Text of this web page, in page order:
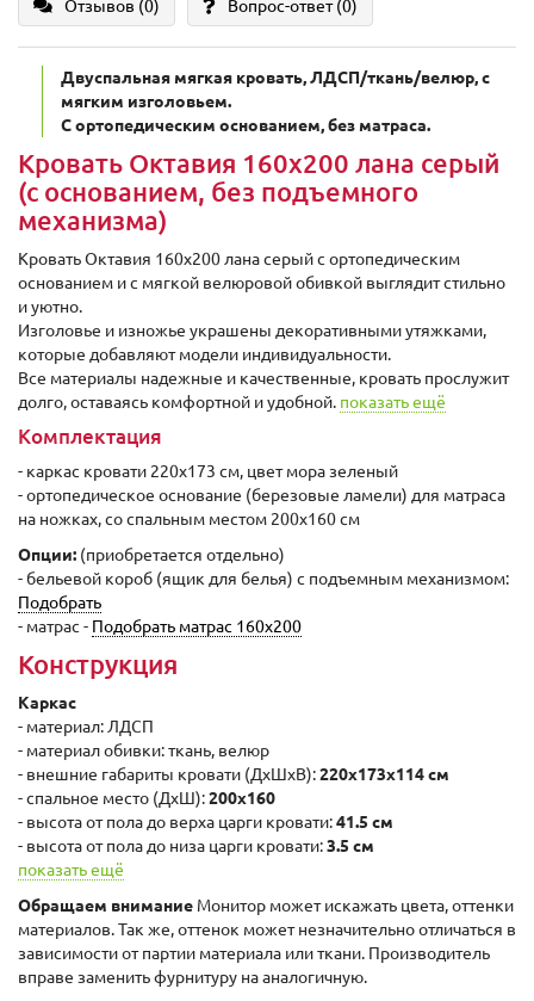
Отзывов (0) Вопрос-ответ(0)
Двуспальная мягкая кровать, ЛДСП/ткань/велюр, с
мягким изголовьем.
C ортопедическим основанием, без матраса.
Кровать Октавия 160х200 лана серый
(с основанием, без подъемного
механизма)
Кровать Октавия 160х200 лана серый с ортопедическим
основанием и с мягкой велюровой обивкой выглядит стильно
и уютно.
Изголовье и изножье украшены декоративными утяжками,
которые добавляют модели индивидуальности.
Все материалы надежные и качественные, кровать прослужит
долго, оставаясь комфортной и удобной. показать ещё
Комплектация
- каркас кровати 220x173 см, цвет мора зеленый
- ортопедическое основание (березовые ламели) для матраса
на ножках, со спальным местом 200х160 см
Опции: (приобретается отдельно)
- бельевой короб (ящик для белья) с подъемным механизмом:
Подобрать
- матрас - Подобрать матрас 160х200
Конструкция
Каркас
- материал: ЛДСП
- материал обивки: ткань, велюр
- внешние габариты кровати (ДxШхВ):220x173x114 cм
- спальное место (ДxШ):200x160
- высота от пола до верха царги кровати:41.5 cм
- высота от пола до низа царги кровати:3.5 cм
показать ещё
Обращаем внимание Монитор может искажать цвета, оттенки
материалов. Так же, оттенок может незначительно отличаться в
зависимости от партии материала или ткани. Производитель
вправе заменить фурнитуру на аналогичную.